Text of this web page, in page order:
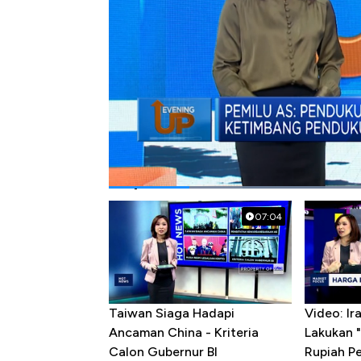
#biden #pemilu as
Popular Videos
07:04
Taiwan Siaga Hadapi
Ancaman China - Kriteria
Calon Gubernur BI
Video:
Lakukan
Rupiah